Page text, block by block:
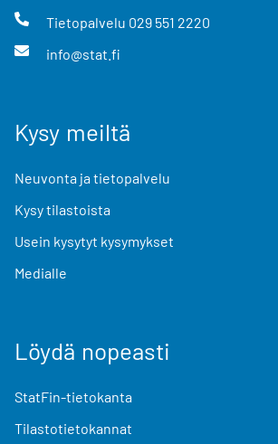
Tietopalvelu 029 551 2220
info@stat.fi
Kysy meiltä
Neuvonta ja tietopalvelu
Kysy tilastoista
Usein kysytyt kysymykset
Medialle
Löydä nopeasti
StatFin-tietokanta
Tilastotietokannat